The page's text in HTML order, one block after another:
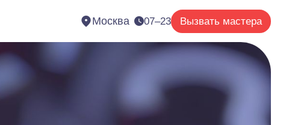
Москва 07–23 Вызвать мастера